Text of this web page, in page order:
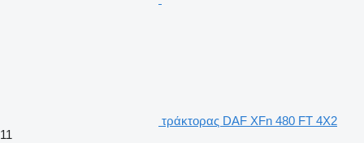
τράκτορας DAF XFn 480 FT 4X2
11